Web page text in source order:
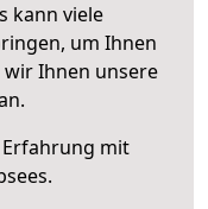
kann viele
um Ihnen
wir Ihnen unsere
Erfahrung mit
.